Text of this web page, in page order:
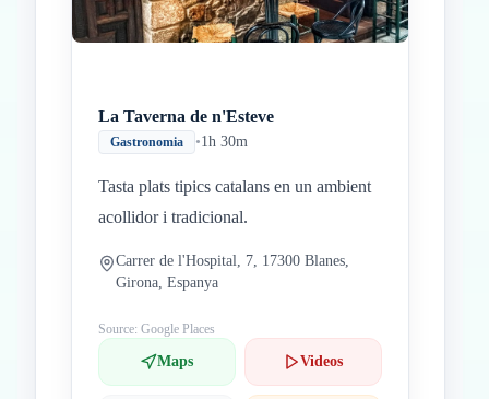
La Taverna de n'Esteve
Gastronomia •1h 30m
Tasta plats tipics catalans en un ambient
acollidor i tradicional.
Carrer de l'Hospital, 7, 17300 Blanes,
Girona, Espanya
Source: Google Places
Maps Videos